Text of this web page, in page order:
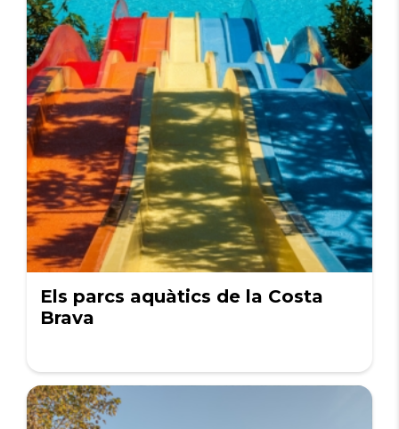
Els parcs aquàtics de la Costa
Brava